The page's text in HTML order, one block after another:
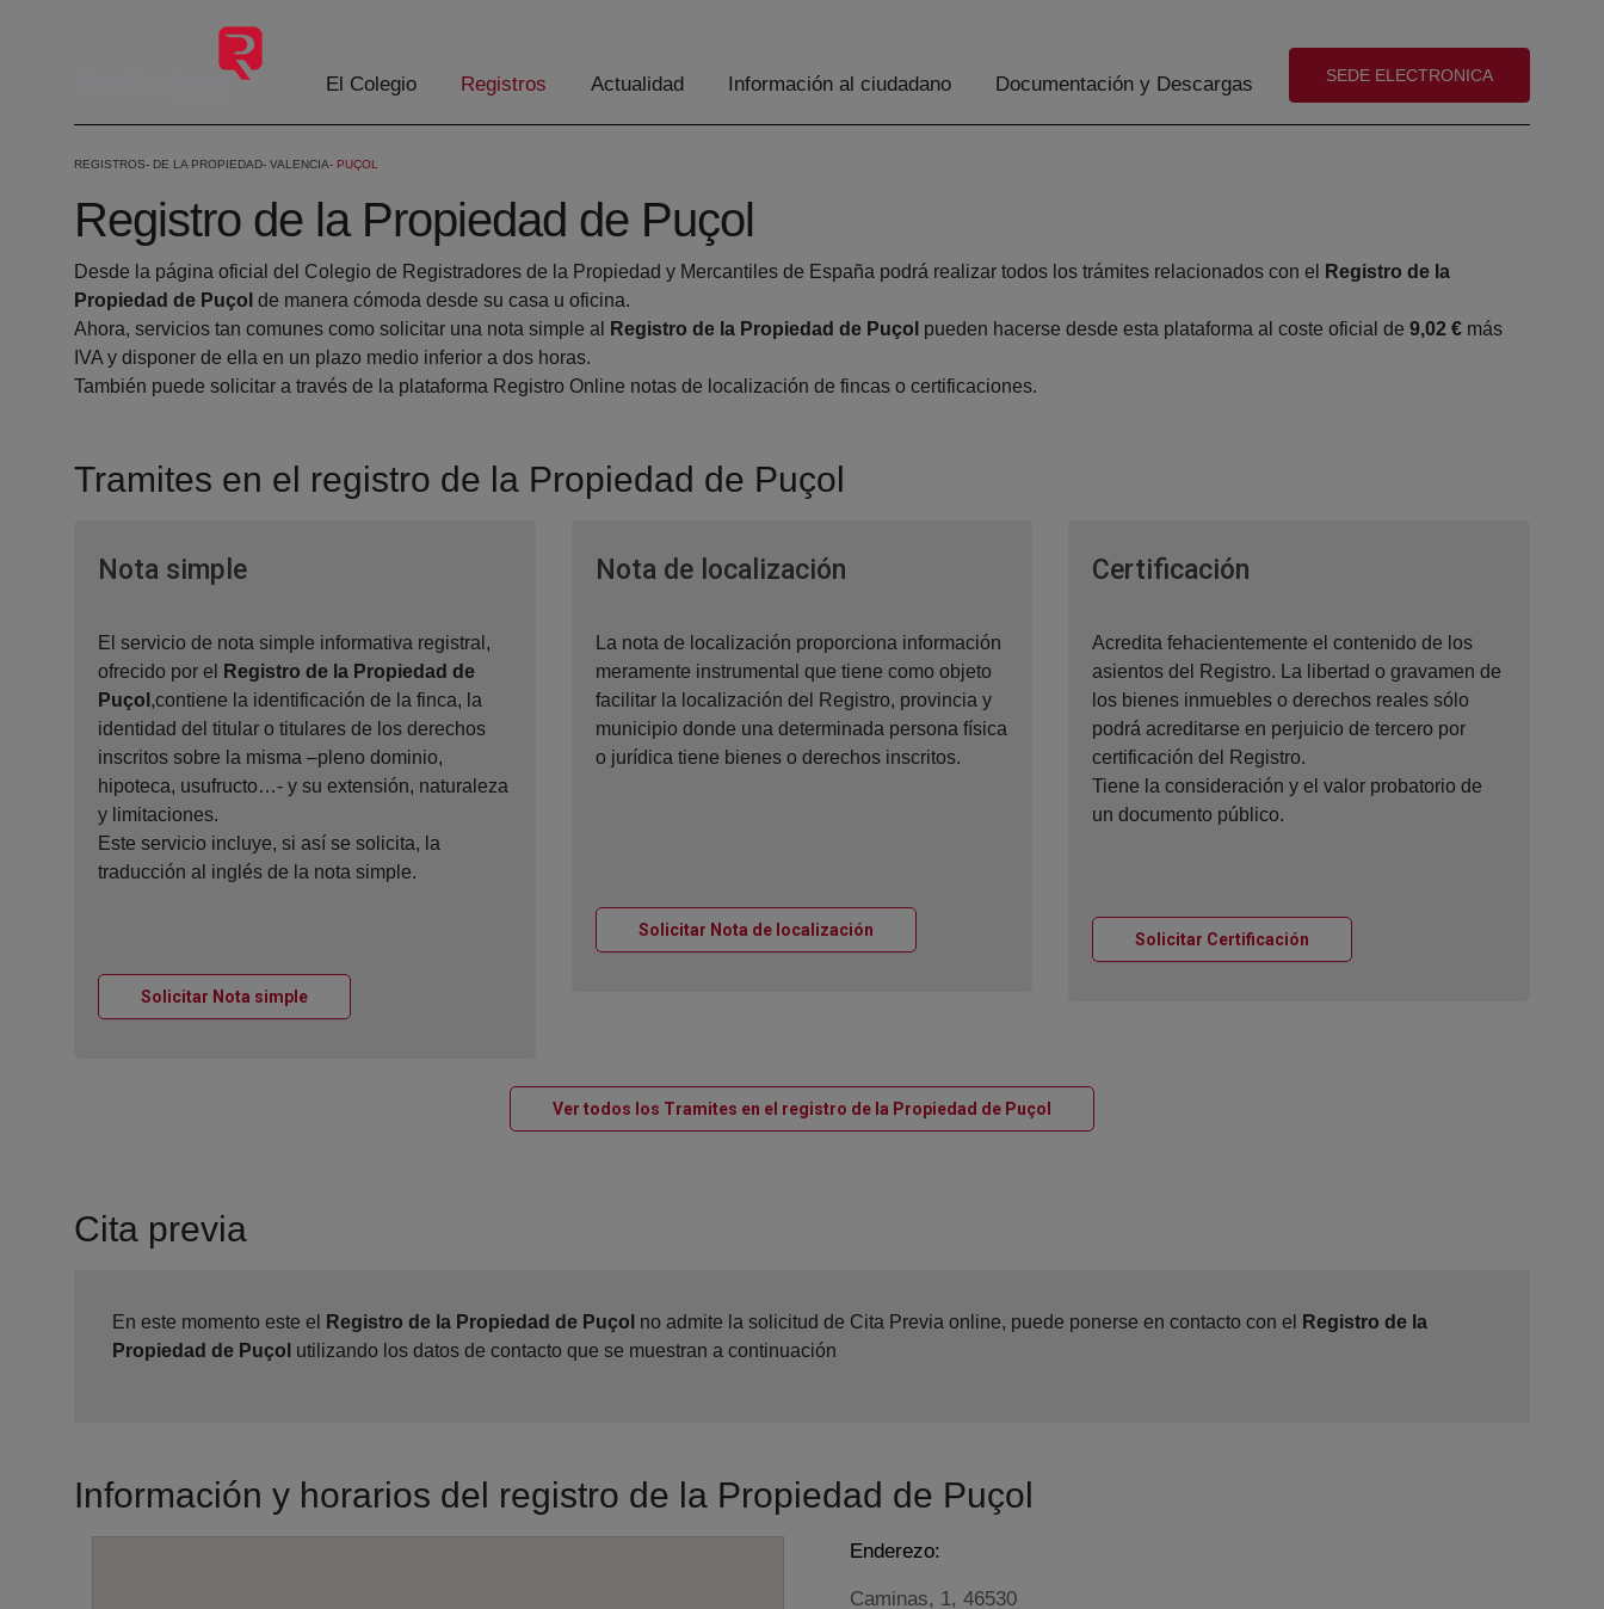
El Colegio Registros Actualidad Información al ciudadano Documentación y Descargas (abre en nueva ventana)
SEDE ELECTRONICA
REGISTROS DE LA PROPIEDAD VALENCIA PUÇOL
Registro de la Propiedad de Puçol
Desde la página oficial del Colegio de Registradores de la Propiedad y Mercantiles de España podrá realizar todos los trámites relacionados con el
Registro de la
Propiedad de Puçol de manera cómoda desde su casa u oficina.
Ahora, servicios tan comunes como solicitar una nota simple al
Registro de la Propiedad de Puçol pueden hacerse desde esta plataforma al coste oficial de 9,02 € más
IVA y disponer de ella en un plazo medio inferior a dos horas.
También puede solicitar a través de la plataforma Registro Online notas de localización de fincas o certificaciones.
Tramites en el registro de la Propiedad de Puçol
Nota simpleVentana nueva
El servicio de nota simple informativa registral,
ofrecido por el
Registro de la Propiedad de
Puçol ,contiene la identificación de la finca, la
identidad del titular o titulares de los derechos
inscritos sobre la misma –pleno dominio,
hipoteca, usufructo…- y su extensión, naturaleza
y limitaciones.
Este servicio incluye, si así se solicita, la
traducción al inglés de la nota simple.
Solicitar Nota simpleVentana nueva
Nota de localizaciónVentana nueva
La nota de localización proporciona información
meramente instrumental que tiene como objeto
facilitar la localización del Registro, provincia y
municipio donde una determinada persona física
o jurídica tiene bienes o derechos inscritos.
Solicitar Nota de localizaciónVentana nueva
Certificación
Acredita fehacientemente el contenido de los
asientos del Registro. La libertad o gravamen de
los bienes inmuebles o derechos reales sólo
podrá acreditarse en perjuicio de tercero por
certificación del Registro.
Tiene la consideración y el valor probatorio de
un documento público.
Solicitar Certificación
Ver todos los Tramites en el registro de la Propiedad de Puçol
Cita previa
En este momento este el Registro de la Propiedad de Puçol no admite la solicitud de Cita Previa online, puede ponerse en contacto con el
Registro de la
Propiedad de Puçol utilizando los datos de contacto que se muestran a continuación
Información y horarios del registro de la Propiedad de Puçol
Enderezo:
Caminas, 1, 46530